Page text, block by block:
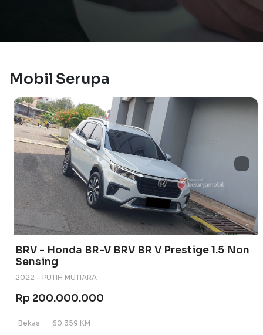
Mobil Serupa
BRV - Honda BR-V BRV BR V Prestige 1.5 Non
Sensing
2022 - PUTIH MUTIARA
Rp 200.000.000
Bekas 60.359 KM